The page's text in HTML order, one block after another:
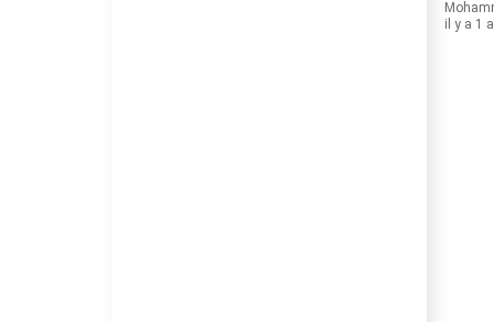
il y a 1